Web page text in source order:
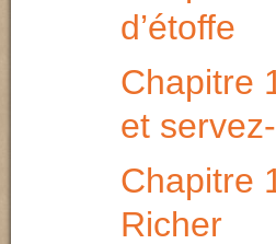
d’étoffe
Chapitre
et
Chapitre
Richer